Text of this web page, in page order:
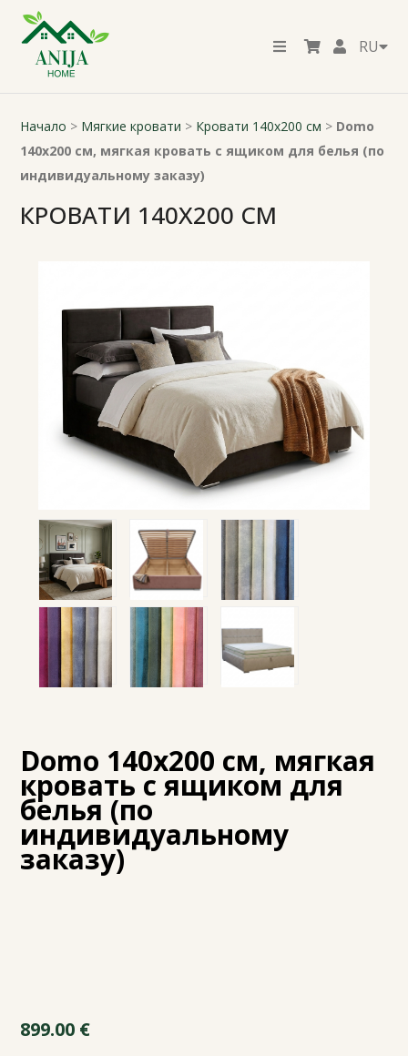
RU
Начало > Мягкие кровати > Кровати 140x200 см > Domo
140x200 см, мягкая кровать с ящиком для белья (по
индивидуальному заказу)
КРОВАТИ 140X200 СМ
Domo 140x200 см, мягкая
кровать с ящиком для
белья (по
индивидуальному
заказу)
899.00 €